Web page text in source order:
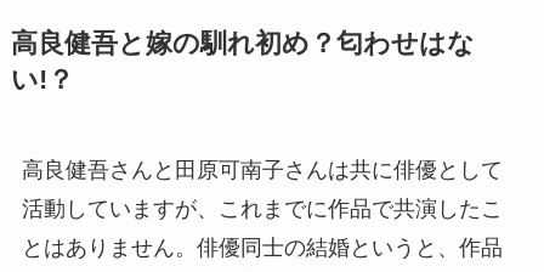
高良健吾と嫁の馴れ初め？匂わせはな
い!？
高良健吾さんと田原可南子さんは共に俳優として
活動していますが、これまでに作品で共演したこ
とはありません。俳優同士の結婚というと、作品